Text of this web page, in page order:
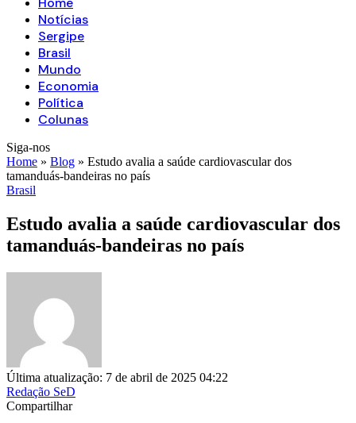
Notícias
Sergipe
Brasil
Mundo
Economia
Política
Colunas
Siga-nos
Home » Blog » Estudo avalia a saúde cardiovascular dos
tamanduás-bandeiras no país
Brasil
Estudo avalia a saúde cardiovascular dos
tamanduás-bandeiras no país
Última atualização: 7 de abril de 2025 04:22
Redação SeD
Compartilhar